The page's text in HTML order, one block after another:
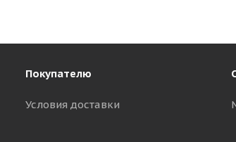
Покупателю
Условия доставки